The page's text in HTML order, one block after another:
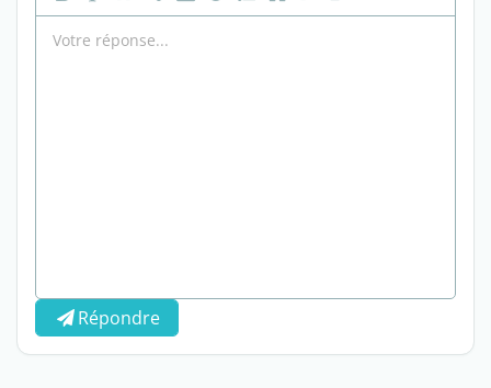
Répondre